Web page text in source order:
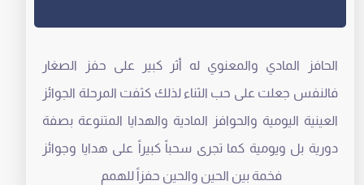
الحافز المادي والمعنوي له أثر كبير على حفز الصغار
فالنفس جعلت على حب الثناء لذلك كثفت المرحلة الجوائز
العينية اليومية والحوافز المادية والهدايا المتنوعة بصفة
دورية بل ويومية كما تجرى سحباً كبيراً على هدايا وجوائز
فخمة بين الحين والحين حفزاً للهمم